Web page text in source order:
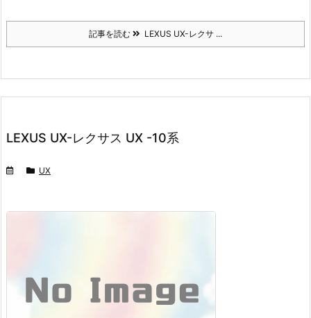
記事を読む LEXUS UX-レクサ ...
LEXUS UX-レクサス UX -10系
UX